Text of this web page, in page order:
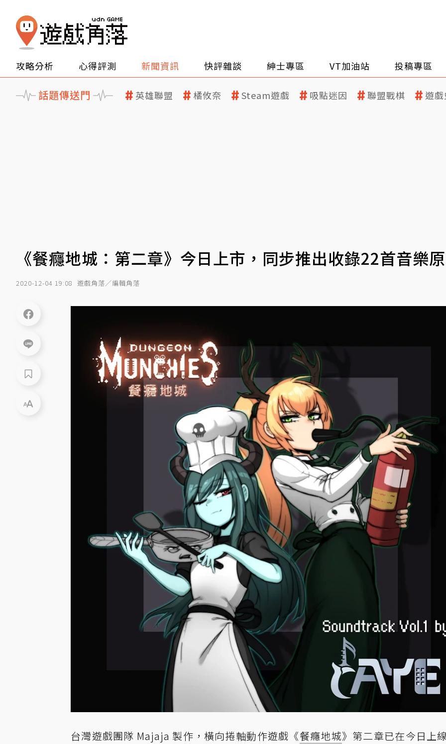
攻略分析 心得評測 新聞資訊 快評雜談 紳士專區 VT加油站 投稿專區
話題傳送門 英雄聯盟 橘攸奈 Steam遊戲 吸點迷因 聯盟戰棋 遊
《餐癮地城：第二章》今日上市，同步推出收錄22首音樂
2020-12-04 19:08 遊戲角落／編輯角落
台灣遊戲團隊 Majaja 製作，橫向捲軸動作遊戲《餐癮地城》第二章已在今日上